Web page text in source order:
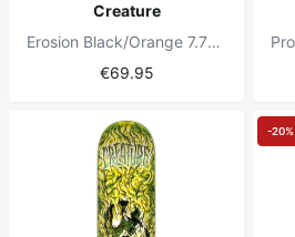
Creature
Erosion Black/Orange 7.75" Skateboard Deck
€69.95
-20%